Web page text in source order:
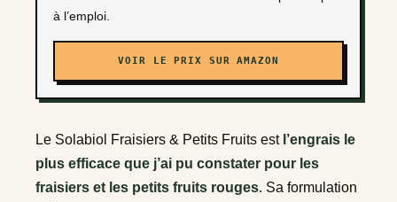
à l’emploi.
VOIR LE PRIX SUR AMAZON
Le Solabiol Fraisiers & Petits Fruits est l’engrais le
plus efficace que j’ai pu constater pour les
fraisiers et les petits fruits rouges. Sa formulation